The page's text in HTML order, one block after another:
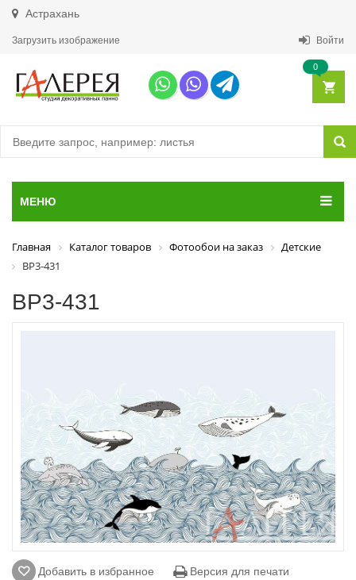
Астрахань
Загрузить изображение Войти
0
МЕНЮ
Главная Каталог товаров Фотообои на заказ
Детские
ВР3-431
ВР3-431
Добавить в избранное Версия для печати